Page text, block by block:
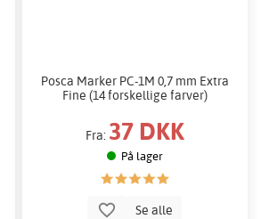
Posca Marker PC-1M 0,7 mm Extra
Fine (14 forskellige farver)
Fra: 37 DKK
På lager
Se alle